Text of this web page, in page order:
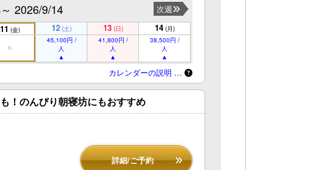
2026/9/14
次週
11 (金) 12 (土) 13 (日) 14 (月)
45,100円 /
人
41,800円 /
人
38,500円 /
人
カレンダーの説明 …
！のんびり朝寝坊にもおすすめ
詳細/ご予約